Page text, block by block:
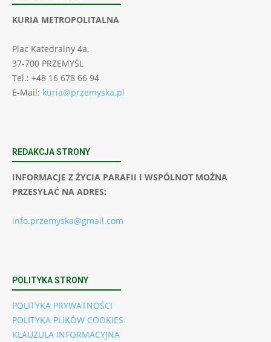
KURIA METROPOLITALNA
Plac Katedralny 4a,
37-700 PRZEMYŚL
Tel.: +48 16 678 66 94
E-Mail: kuria@przemyska.pl
REDAKCJA STRONY
INFORMACJE Z ŻYCIA PARAFII I WSPÓLNOT MOŻNA
PRZESYŁAĆ NA ADRES:
info.przemyska@gmail.com
POLITYKA STRONY
POLITYKA PRYWATNOŚCI
POLITYKA PLIKÓW COOKIES
KLAUZULA INFORMACYJNA